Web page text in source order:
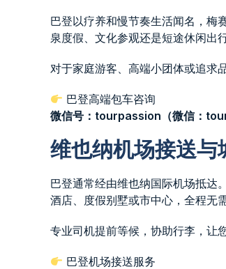
巴登以疗养和慢节奏生活闻名，梅
泉度假、文化参观还是短途休闲出
对于家庭游客、高端小团体或追求
巴登高端包车咨询
微信号：tourpassion（微信：
维也纳机场接送与
巴登通常经由维也纳国际机场抵达
酒店、度假别墅或市中心，全程无
专业司机提前等候，协助行李，让
巴登机场接送服务